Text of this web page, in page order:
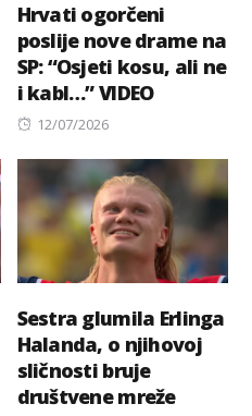
Hrvati ogorčeni
poslije nove drame na
SP: “Osjeti kosu, ali ne
i kabl…” VIDEO
Posted
12/07/2026
Sestra glumila Erlinga
Halanda, o njihovoj
sličnosti bruje
društvene mreže